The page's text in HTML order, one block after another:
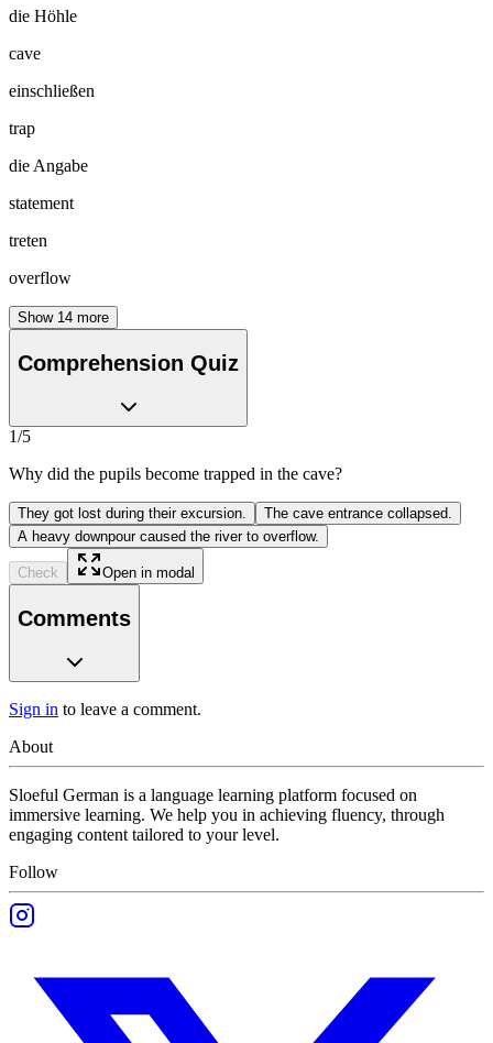
die Höhle
cave
einschließen
trap
die Angabe
statement
treten
overflow
Show 14 more
Comprehension Quiz
1/5
Why did the pupils become trapped in the cave?
They got lost during their excursion.
The cave entrance collapsed.
A heavy downpour caused the river to overflow.
Check Open in modal
Comments
Sign in to leave a comment.
About
Sloeful German is a language learning platform focused on
immersive learning. We help you in achieving fluency, through
engaging content tailored to your level.
Follow